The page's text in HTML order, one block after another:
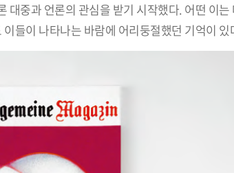
중과 언론의 관심을 받기 시작했다. 어떤 이
들이 나타나는 바람에 어리둥절했던 기억이 있